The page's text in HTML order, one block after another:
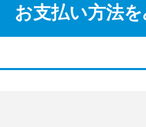
お支払い方法